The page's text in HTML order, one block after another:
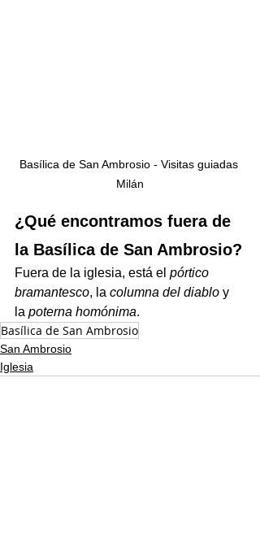
Basílica de San Ambrosio - Visitas guiadas
Milán
¿Qué encontramos fuera de
la Basílica de San Ambrosio?
Fuera de la iglesia, está el pórtico
bramantesco, la columna del diablo y
la poterna homónima.
Basílica de San Ambrosio
San Ambrosio
Iglesia